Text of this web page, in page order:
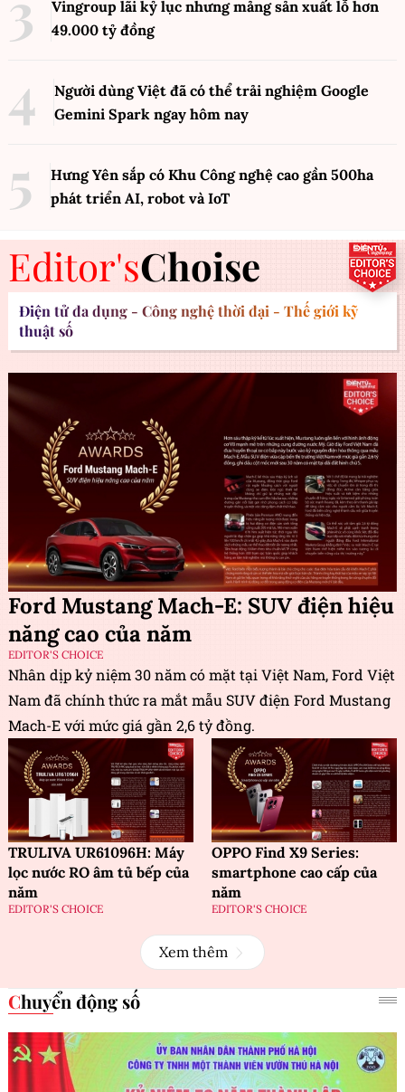
Vingroup lãi kỷ lục nhưng mảng sản xuất lỗ hơn
49.000 tỷ đồng
Người dùng Việt đã có thể trải nghiệm Google
Gemini Spark ngay hôm nay
Hưng Yên sắp có Khu Công nghệ cao gần 500ha
phát triển AI, robot và IoT
Editor'sChoise
Điện tử đa dụng - Công nghệ thời đại - Thế giới kỹ
thuật số
Ford Mustang Mach-E: SUV điện hiệu
năng cao của năm
EDITOR'S CHOICE
Nhân dịp kỷ niệm 30 năm có mặt tại Việt Nam, Ford Việt
Nam đã chính thức ra mắt mẫu SUV điện Ford Mustang
Mach-E với mức giá gần 2,6 tỷ đồng.
TRULIVA UR61096H: Máy
lọc nước RO âm tủ bếp của
năm
EDITOR'S CHOICE
OPPO Find X9 Series:
smartphone cao cấp của
năm
EDITOR'S CHOICE
Xem thêm
Chuyển động số